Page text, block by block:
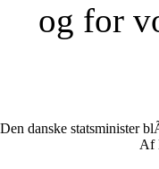
og for
Den danske statsminister
Af